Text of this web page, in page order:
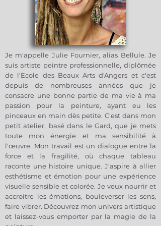
Je m'appelle Julie Fournier, alias Bellule. Je
suis artiste peintre professionnelle, diplômée
de l'Ecole des Beaux Arts d'Angers et c'est
depuis de nombreuses années que je
consacre une bonne partie de ma vie à ma
passion pour la peinture, ayant eu les
pinceaux en main dès petite. C'est dans mon
petit atelier, basé dans le Gard, que je mets
toute mon énergie et ma sensibilité à
l'œuvre. Mon travail est un dialogue entre la
force et la fragilité, où chaque tableau
raconte une histoire unique. J'aspire à allier
esthétisme et émotion pour une expérience
visuelle sensible et colorée. Je veux nourrir et
accroitre les émotions, bouleverser les sens,
faire vibrer. Découvrez mon univers artistique
et laissez-vous emporter par la magie de la